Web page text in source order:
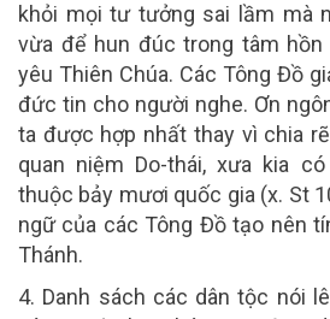
khỏi mọi tư tưởng sai lầm mà
vừa để hun đúc trong tâm
yêu Thiên Chúa. Các Tông Đồ
đức tin cho người nghe. Ơn
ta được hợp nhất thay vì chia rẽ
quan niệm Do-thái, xưa kia
thuộc bảy mươi quốc gia (x. St
ngữ của các Tông Đồ tạo nên
Thánh.
4. Danh sách các dân tộc nói